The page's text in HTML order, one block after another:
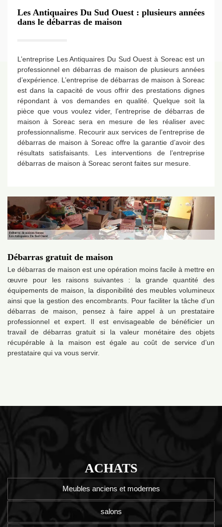
Les Antiquaires Du Sud Ouest : plusieurs années
dans le débarras de maison
L’entreprise Les Antiquaires Du Sud Ouest à Soreac est un
professionnel en débarras de maison de plusieurs années
d’expérience. L’entreprise de débarras de maison à Soreac
est dans la capacité de vous offrir des prestations dignes
répondant à vos demandes en qualité. Quelque soit la
pièce que vous voulez vider, l’entreprise de débarras de
maison à Soreac sera en mesure de les réaliser avec
professionnalisme. Recourir aux services de l’entreprise de
débarras de maison à Soreac offre la garantie d’avoir des
résultats satisfaisants. Les interventions de l’entreprise
débarras de maison à Soreac seront faites sur mesure.
Débarras gratuit de maison
Le débarras de maison est une opération moins facile à mettre en
œuvre pour les raisons suivantes : la grande quantité des
équipements de maison, la disponibilité des meubles volumineux
ainsi que la gestion des encombrants. Pour faciliter la tâche d’un
débarras de maison, pensez à faire appel à un prestataire
professionnel et expert. Il est envisageable de bénéficier un
travail de débarras gratuit si la valeur monétaire des objets
récupérable à la maison est égale au coût de service d’un
prestataire qui va vous servir.
ACHATS
Meubles anciens et modernes
salons